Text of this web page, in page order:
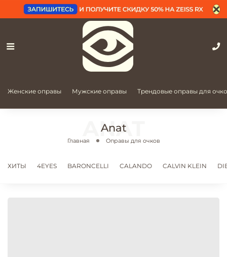
Женские оправы Мужские оправы Трендовые оправы для
Anat
Главная Оправы для очков
ХИТЫ 4EYES BARONCELLI CALANDO CALVIN KLEIN